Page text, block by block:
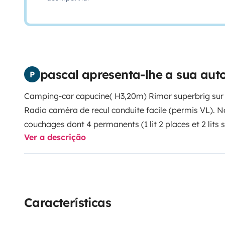
P pascal apresenta-lhe a sua
Camping-car capucine( H3,20m) Rimor superbrig
Radio caméra de recul conduite facile (permis VL).
couchages dont 4 permanents (1 lit 2 places et 2 lits
KM, Moteur remplacé en 2024. - de 10 000 km
gaz, chauffe- eau, bouteille propane 13KG (1
électronique, panneau solaire, stores 0,25 € / km
Ver a descrição
Características